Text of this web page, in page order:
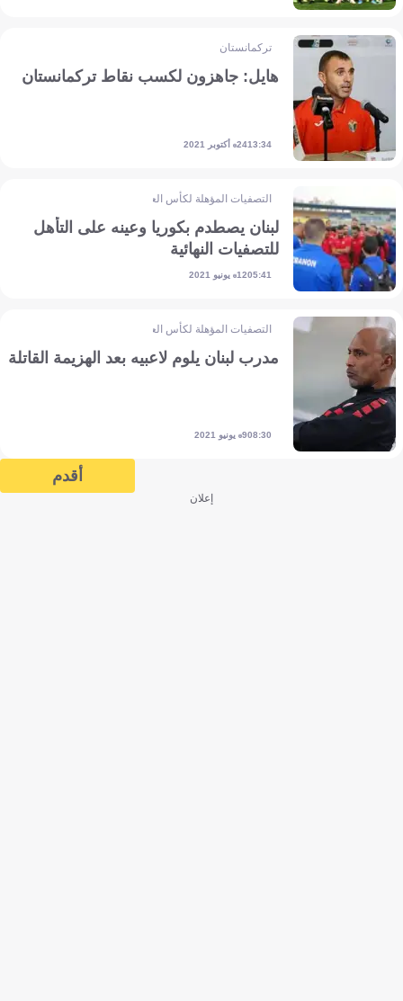
تركمانستان
هايل: جاهزون لكسب نقاط تركمانستان
13:3424 أكتوبر 2021
التصفيات المؤهلة لكأس العالم - آسيا
لبنان يصطدم بكوريا وعينه على التأهل
للتصفيات النهائية
05:4112 يونيو 2021
التصفيات المؤهلة لكأس العالم - آسيا
مدرب لبنان يلوم لاعبيه بعد الهزيمة القاتلة
08:309 يونيو 2021
أقدم
إعلان